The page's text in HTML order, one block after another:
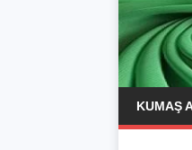
KUMAŞ